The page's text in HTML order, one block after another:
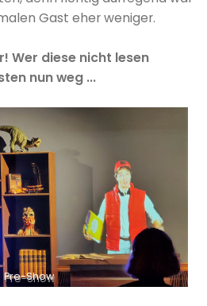
Gast eher weniger.
Wer diese nicht lesen
nun weg ...
Pre-Show